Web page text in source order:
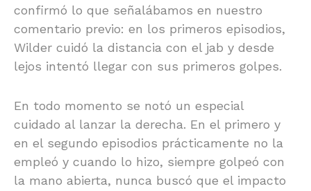
confirmó lo que señalábamos en nuestro
comentario previo: en los primeros episodios,
Wilder cuidó la distancia con el jab y desde
lejos intentó llegar con sus primeros golpes.
En todo momento se notó un especial
cuidado al lanzar la derecha. En el primero y
en el segundo episodios prácticamente no la
empleó y cuando lo hizo, siempre golpeó con
la mano abierta, nunca buscó que el impacto